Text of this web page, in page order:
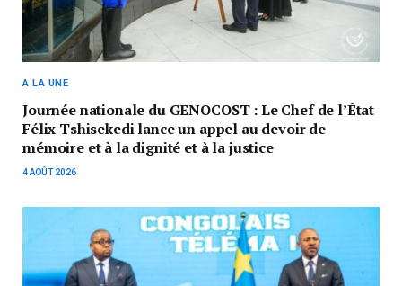
A LA UNE
Journée nationale du GENOCOST : Le Chef de l’État
Félix Tshisekedi lance un appel au devoir de
mémoire et à la dignité et à la justice
4 AOÛT 2026